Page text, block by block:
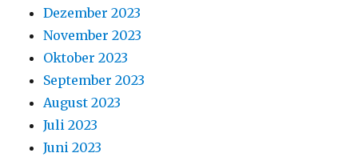
Dezember 2023
November 2023
Oktober 2023
September 2023
August 2023
Juli 2023
Juni 2023